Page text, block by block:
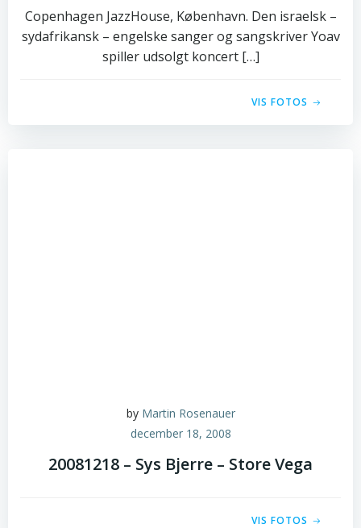
Copenhagen JazzHouse, København. Den israelsk –
sydafrikansk – engelske sanger og sangskriver Yoav
spiller udsolgt koncert […]
VIS FOTOS
by Martin Rosenauer
december 18, 2008
20081218 – Sys Bjerre – Store Vega
VIS FOTOS